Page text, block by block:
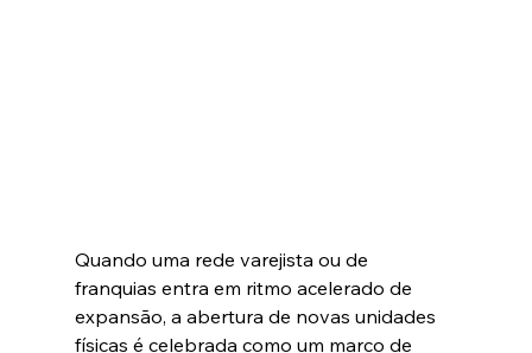
Quando uma rede varejista ou de
franquias entra em ritmo acelerado de
expansão, a abertura de novas unidades
físicas é celebrada como um marco de